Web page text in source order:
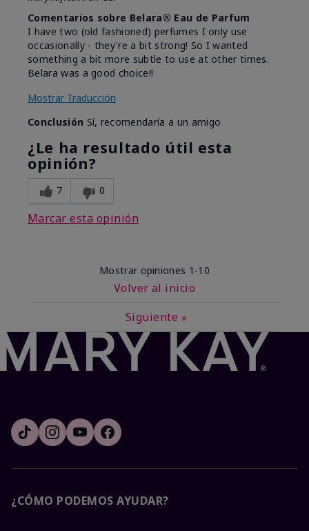
Comentarios sobre Belara® Eau de Parfum
I have two (old fashioned) perfumes I only use
occasionally - they're a bit strong! So I wanted
something a bit more subtle to use at other times.
Belara was a good choice!!
Mostrar Traducción
Conclusión Sí, recomendaría a un amigo
¿Le ha resultado útil esta
opinión?
7 0
Marcar esta opinión
Mostrar opiniones 1-10
Volver al inicio
Siguiente »
¿CÓMO PODEMOS AYUDAR?